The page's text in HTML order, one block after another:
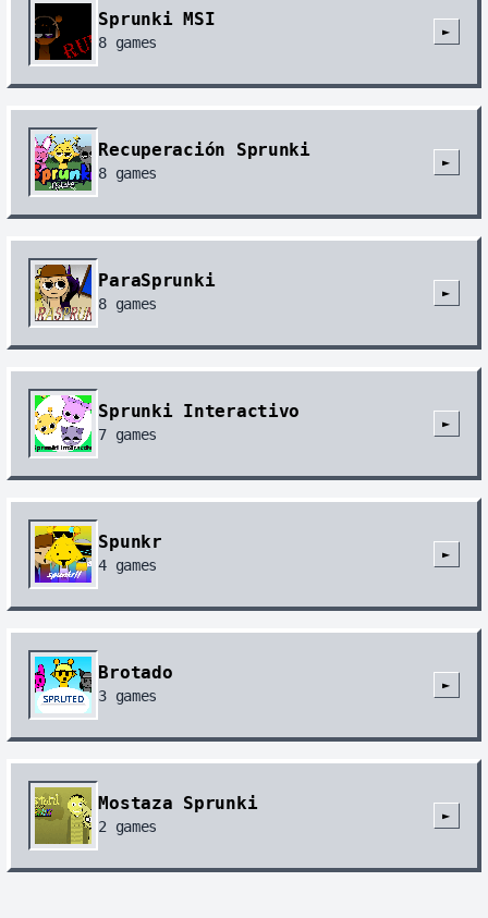
Sprunki MSI
8 games
►
Recuperación Sprunki
8 games
►
ParaSprunki
8 games
►
Sprunki Interactivo
7 games
►
Spunkr
4 games
►
Brotado
3 games
►
Mostaza Sprunki
2 games
►